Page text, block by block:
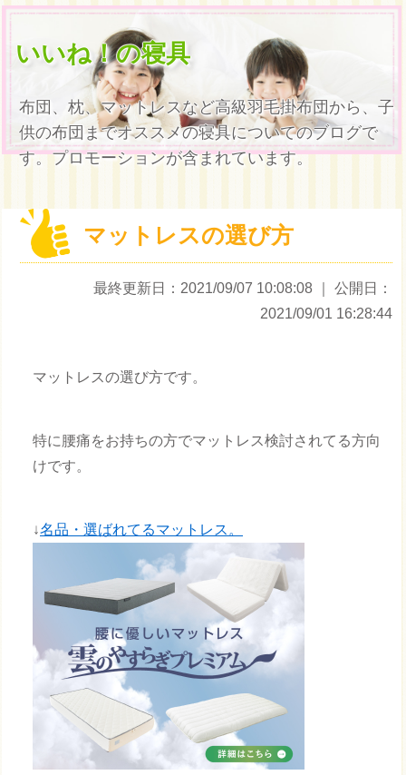
いいね！の寝具
布団、枕、マットレスなど高級羽毛掛布団から、子
供の布団までオススメの寝具についてのブログで
す。プロモーションが含まれています。
マットレスの選び方
最終更新日：2021/09/07 10:08:08 ｜ 公開日：
2021/09/01 16:28:44
マットレスの選び方です。
特に腰痛をお持ちの方でマットレス検討されてる方向
けです。
↓名品・選ばれてるマットレス。